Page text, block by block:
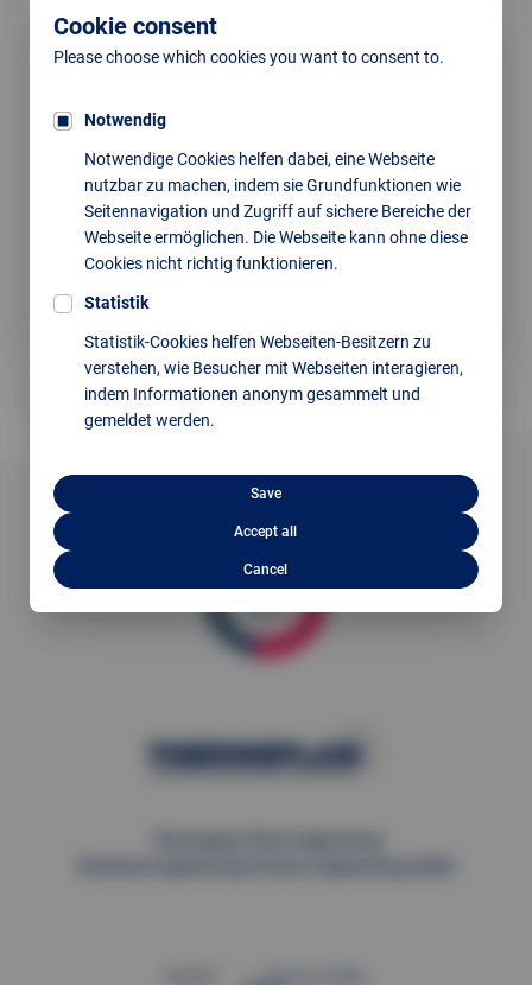
CERAMITEC 2022
27.06.2022
contributed to this successful event.
We also extend our thanks to the numerous visitors
for their great feedback and many constructive
discussions.
We look forward to many exciting projects ahead!
read
Cookie consent
Please choose which cookies you want to consent to.
Notwendig
Notwendige Cookies helfen dabei, eine Webseite
nutzbar zu machen, indem sie Grundfunktionen wie
Seitennavigation und Zugriff auf sichere Bereiche der
Webseite ermöglichen. Die Webseite kann ohne diese
Cookies nicht richtig funktionieren.
Statistik
Statistik-Cookies helfen Webseiten-Besitzern zu
verstehen, wie Besucher mit Webseiten interagieren,
indem Informationen anonym gesammelt und
gemeldet werden.
Save
Accept all
Cancel